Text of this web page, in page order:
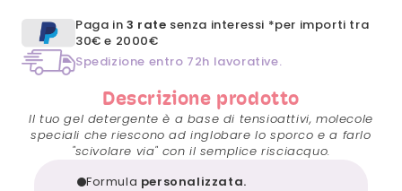
Paga in 3 rate senza interessi *per importi tra
30€ e 2000€
Spedizione entro 72h lavorative.
Descrizione prodotto
Il tuo gel detergente è a base di tensioattivi, molecole
speciali che riescono ad inglobare lo sporco e a farlo
"scivolare via" con il semplice risciacquo.
Formula personalizzata.